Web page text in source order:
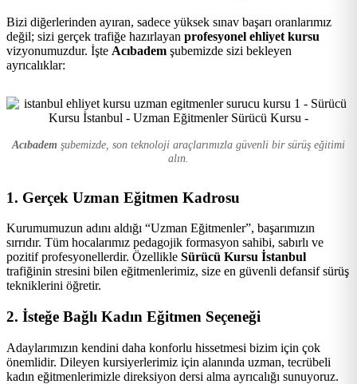
Bizi diğerlerinden ayıran, sadece yüksek sınav başarı oranlarımız
değil; sizi gerçek trafiğe hazırlayan profesyonel ehliyet kursu
vizyonumuzdur. İşte Acıbadem şubemizde sizi bekleyen
ayrıcalıklar:
Acıbadem şubemizde, son teknoloji araçlarımızla güvenli bir sürüş eğitimi
alın.
1. Gerçek Uzman Eğitmen Kadrosu
Kurumumuzun adını aldığı “Uzman Eğitmenler”, başarımızın
sırrıdır. Tüm hocalarımız pedagojik formasyon sahibi, sabırlı ve
pozitif profesyonellerdir. Özellikle Sürücü Kursu İstanbul
trafiğinin stresini bilen eğitmenlerimiz, size en güvenli defansif sürüş
tekniklerini öğretir.
2. İsteğe Bağlı Kadın Eğitmen Seçeneği
Adaylarımızın kendini daha konforlu hissetmesi bizim için çok
önemlidir. Dileyen kursiyerlerimiz için alanında uzman, tecrübeli
kadın eğitmenlerimizle direksiyon dersi alma ayrıcalığı sunuyoruz.